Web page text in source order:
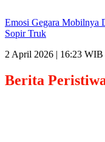
Emosi Gegara Mobilnya
Sopir Truk
2 April 2026 | 16:23 WIB
Berita